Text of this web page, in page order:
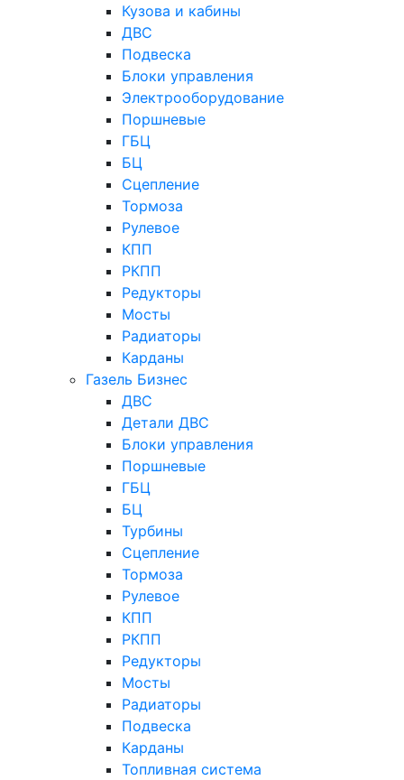
Кузова и кабины
ДВС
Подвеска
Блоки управления
Электрооборудование
Поршневые
ГБЦ
БЦ
Сцепление
Тормоза
Рулевое
КПП
РКПП
Редукторы
Мосты
Радиаторы
Карданы
Газель Бизнес
ДВС
Детали ДВС
Блоки управления
Поршневые
ГБЦ
БЦ
Турбины
Сцепление
Тормоза
Рулевое
КПП
РКПП
Редукторы
Мосты
Радиаторы
Подвеска
Карданы
Топливная система